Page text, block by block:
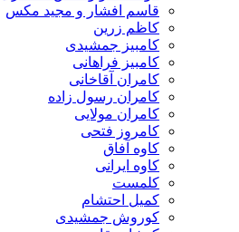
قاسم افشار و مجید مکس
کاظم زرین
کامبیز جمشیدی
کامبیز فراهانی
کامران آقاخانی
کامران رسول زاده
کامران مولایی
کامروز فتحی
کاوه آفاق
کاوه ایرانی
کلمست
کمیل احتشام
کوروش جمشیدی